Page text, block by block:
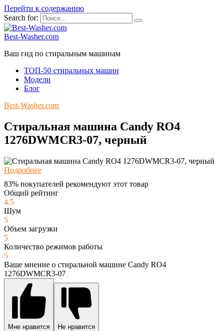
Перейти к содержанию
Search for:
Best-Washer.com
Ваш гид по стиральным машинам
ТОП-50 стиральных машин
Модели
Блог
Best-Washer.com
Стиральная машина Candy RO4
1276DWMCR3-07, черный
Подробнее
83% покупателей рекомендуют этот товар
Общий рейтинг
4.5
Шум
5
Объем загрузки
5
Количество режимов работы
5
Ваше мнение о стиральной машине Candy RO4
1276DWMCR3-07
Мне нравится Не нравится